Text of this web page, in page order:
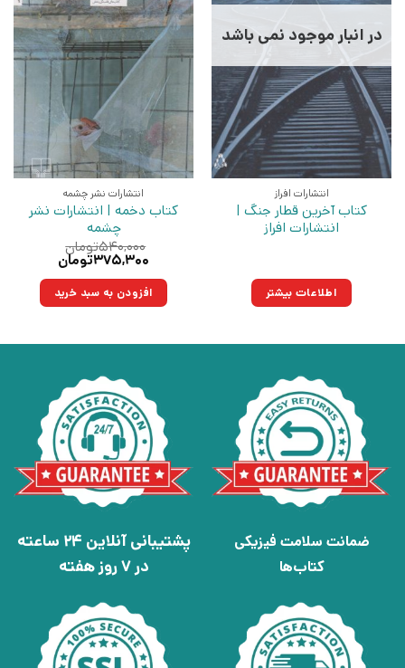
در انبار موجود نمی باشد
انتشارات افراز
کتاب آخرین قطار جنگ |
انتشارات افراز
اطلاعات بیشتر
انتشارات نشر چشمه
کتاب دخمه | انتشارات نشر
چشمه
۵۴۰,۰۰۰تومان
قیمت
۵۴۰,۰۰۰تومان
بود.
۳۷۵,۳۰۰تومان
۳۷۵,۳۰۰تومان.افزودن به سبد خرید
ضمانت سلامت فیزیکی
کتاب‌ها
پشتیبانی آنلاین 24 ساعته
در 7 روز هفته